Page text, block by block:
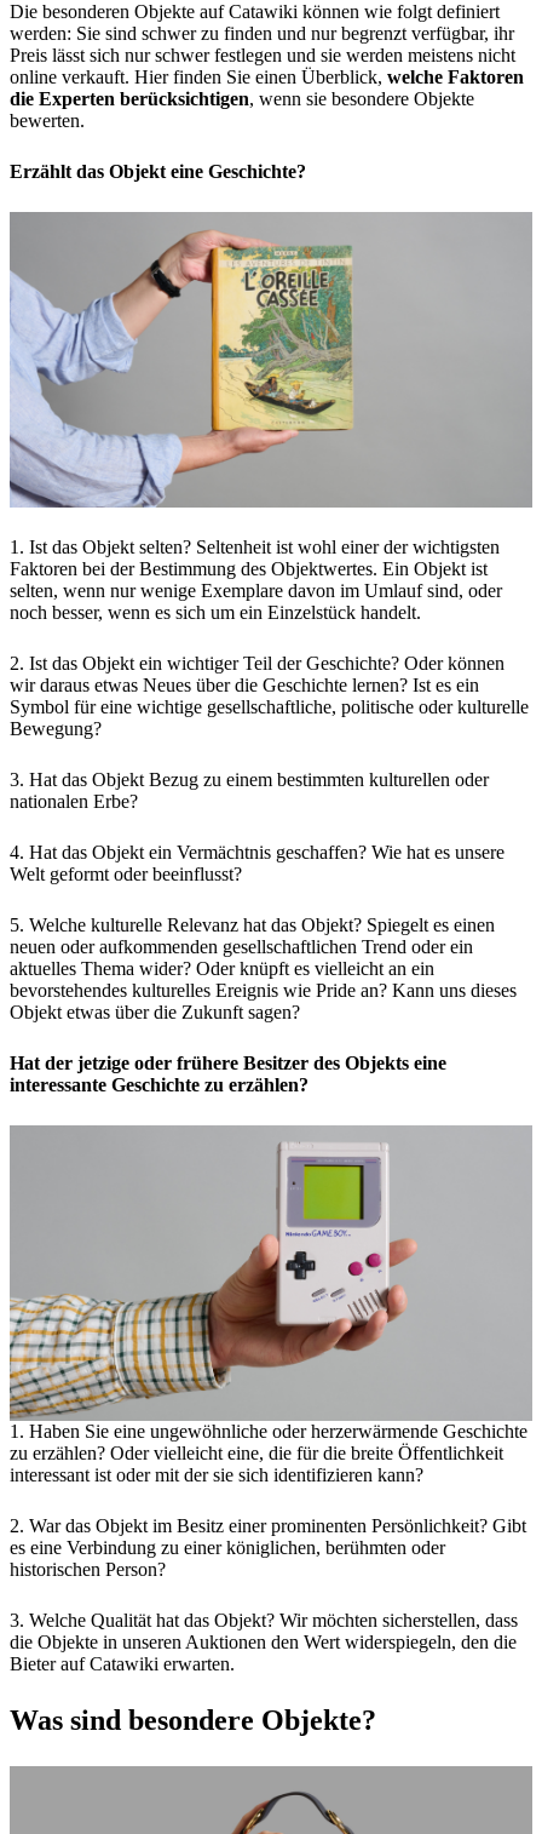
Die besonderen Objekte auf Catawiki können wie folgt definiert
werden: Sie sind schwer zu finden und nur begrenzt verfügbar, ihr
Preis lässt sich nur schwer festlegen und sie werden meistens nicht
online verkauft. Hier finden Sie einen Überblick, welche Faktoren
die Experten berücksichtigen, wenn sie besondere Objekte
bewerten.
Erzählt das Objekt eine Geschichte?
1. Ist das Objekt selten? Seltenheit ist wohl einer der wichtigsten
Faktoren bei der Bestimmung des Objektwertes. Ein Objekt ist
selten, wenn nur wenige Exemplare davon im Umlauf sind, oder
noch besser, wenn es sich um ein Einzelstück handelt.
2. Ist das Objekt ein wichtiger Teil der Geschichte? Oder können
wir daraus etwas Neues über die Geschichte lernen? Ist es ein
Symbol für eine wichtige gesellschaftliche, politische oder kulturelle
Bewegung?
3. Hat das Objekt Bezug zu einem bestimmten kulturellen oder
nationalen Erbe?
4. Hat das Objekt ein Vermächtnis geschaffen? Wie hat es unsere
Welt geformt oder beeinflusst?
5. Welche kulturelle Relevanz hat das Objekt? Spiegelt es einen
neuen oder aufkommenden gesellschaftlichen Trend oder ein
aktuelles Thema wider? Oder knüpft es vielleicht an ein
bevorstehendes kulturelles Ereignis wie Pride an? Kann uns dieses
Objekt etwas über die Zukunft sagen?
Hat der jetzige oder frühere Besitzer des Objekts eine
interessante Geschichte zu erzählen?
1. Haben Sie eine ungewöhnliche oder herzerwärmende Geschichte
zu erzählen? Oder vielleicht eine, die für die breite Öffentlichkeit
interessant ist oder mit der sie sich identifizieren kann?
2. War das Objekt im Besitz einer prominenten Persönlichkeit? Gibt
es eine Verbindung zu einer königlichen, berühmten oder
historischen Person?
3. Welche Qualität hat das Objekt? Wir möchten sicherstellen, dass
die Objekte in unseren Auktionen den Wert widerspiegeln, den die
Bieter auf Catawiki erwarten.
Was sind besondere Objekte?